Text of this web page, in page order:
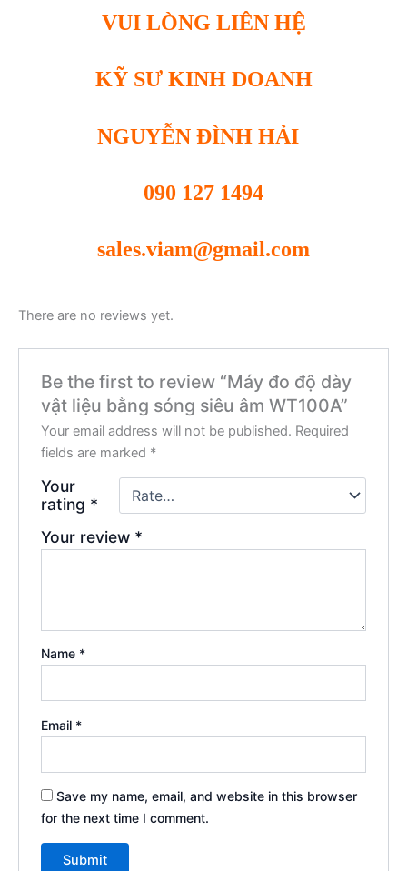
VUI LÒNG LIÊN HỆ
KỸ SƯ KINH DOANH
NGUYỄN ĐÌNH HẢI
090 127 1494
sales.viam@gmail.com
There are no reviews yet.
Be the first to review “Máy đo độ dày
vật liệu bằng sóng siêu âm WT100A”
Your email address will not be published. Required
fields are marked *
Your
rating *
Your review *
Name *
Email *
Save my name, email, and website in this browser
for the next time I comment.